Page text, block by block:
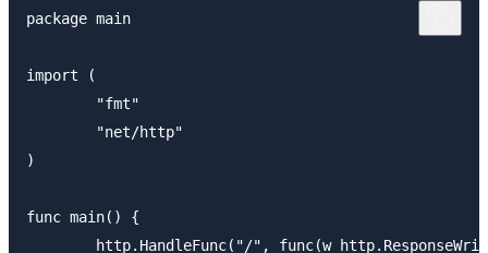
package main
import (
)
func main() {